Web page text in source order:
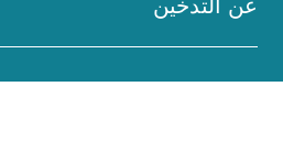
عن التدخين